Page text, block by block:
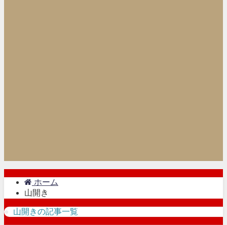
ホーム
山開き
山開きの記事一覧